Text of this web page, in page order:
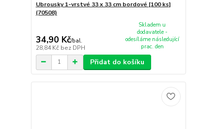
Ubrousky 1-vrstvé 33 x 33 cm bordové [100 ks]
(70508)
34,90 Kč/bal.
28,84 Kč bez DPH
Skladem u
dodavatele -
odesíláme následující
prac. den
Přidat do košíku